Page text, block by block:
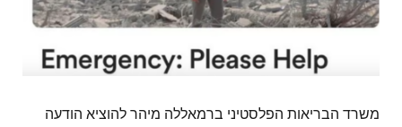
משרד הבריאות הפלסטיני ברמאללה מיהר להוציא הודעה